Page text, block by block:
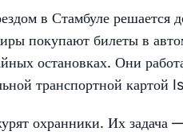
в Стамбуле решается
покупают билеты в
остановках. Они
транспортной
охранники. Их задача